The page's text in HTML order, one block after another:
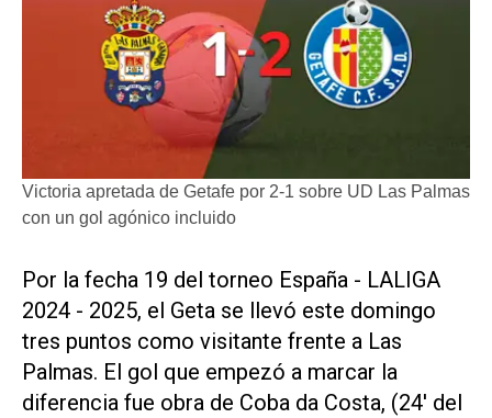
Victoria apretada de Getafe por 2-1 sobre UD Las Palmas
con un gol agónico incluido
Por la fecha 19 del torneo España - LALIGA
2024 - 2025, el Geta se llevó este domingo
tres puntos como visitante frente a Las
Palmas. El gol que empezó a marcar la
diferencia fue obra de Coba da Costa, (24' del